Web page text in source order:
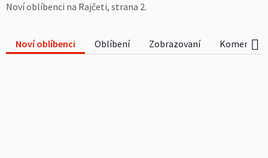
Noví oblíbenci na Rajčeti, strana 2.
Noví oblíbenci Oblíbení Zobrazovaní